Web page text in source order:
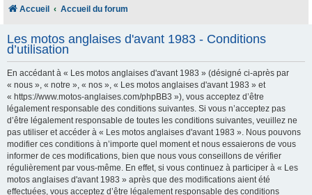
Accueil Accueil du forum
Les motos anglaises d'avant 1983 - Conditions
d’utilisation
En accédant à « Les motos anglaises d'avant 1983 » (désigné ci-après par
« nous », « notre », « nos », « Les motos anglaises d'avant 1983 » et
« https://www.motos-anglaises.com/phpBB3 »), vous acceptez d’être
légalement responsable des conditions suivantes. Si vous n’acceptez pas
d’être légalement responsable de toutes les conditions suivantes, veuillez ne
pas utiliser et accéder à « Les motos anglaises d'avant 1983 ». Nous pouvons
modifier ces conditions à n’importe quel moment et nous essaierons de vous
informer de ces modifications, bien que nous vous conseillons de vérifier
régulièrement par vous-même. En effet, si vous continuez à participer à « Les
motos anglaises d'avant 1983 » après que des modifications aient été
effectuées, vous acceptez d’être légalement responsable des conditions